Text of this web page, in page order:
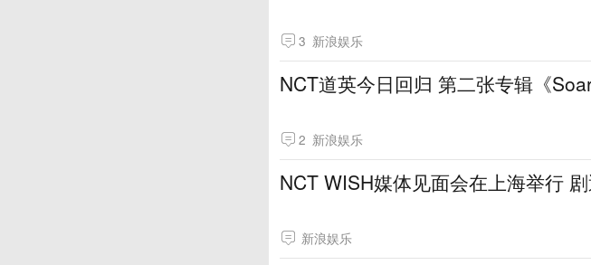
3 新浪娱乐
NCT道英今日回归 第二张专辑《
2 新浪娱乐
NCT WISH媒体见面会在上海举行
新浪娱乐